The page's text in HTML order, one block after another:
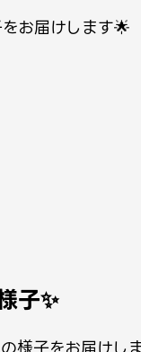
お届けします🌟
子✨